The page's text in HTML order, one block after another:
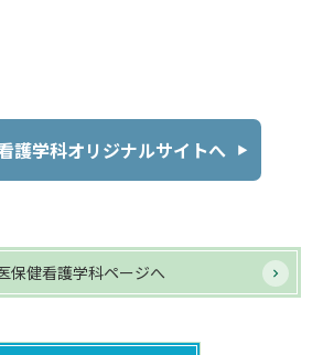
護学科オリジナルサイトへ
保健看護学科ページへ